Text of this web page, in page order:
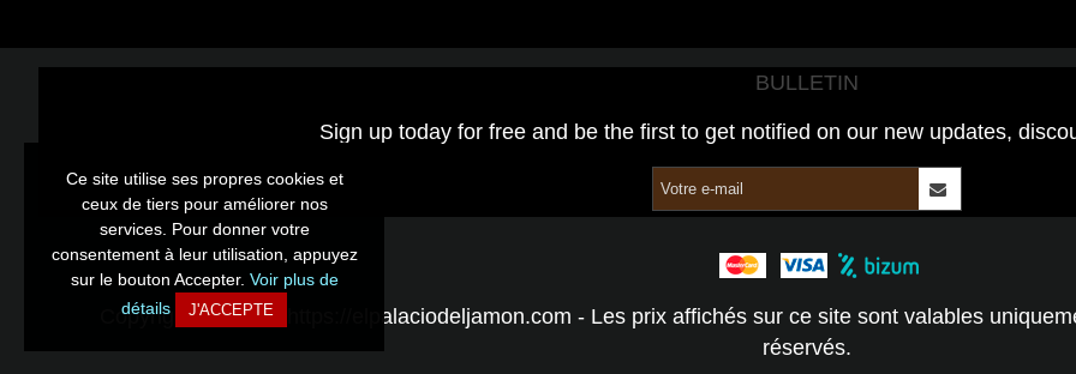
Ce site utilise ses propres cookies et
ceux de tiers pour améliorer nos
services. Pour donner votre
consentement à leur utilisation, appuyez
sur le bouton Accepter. Voir plus de
détails
J'ACCEPTE
Ce site utilise ses propres cookies et
ceux de tiers pour améliorer nos
services. Pour donner votre
consentement à leur utilisation, appuyez
sur le bouton Accepter. Voir plus de
détails
J'ACCEPTE
BULLETIN
Sign up today for free and be the first to get notified on our new updates,
Copyright © 2026 - https://elpalaciodeljamon.com - Les prix affichés sur ce site sont valables
réservés.